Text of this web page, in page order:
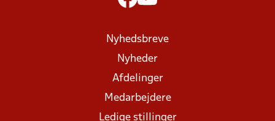
Nyhedsbreve
Nyheder
Afdelinger
Medarbejdere
Ledige stillinger